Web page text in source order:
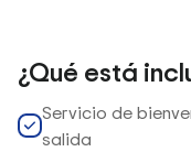
¿Qué está
Servicio de
salida